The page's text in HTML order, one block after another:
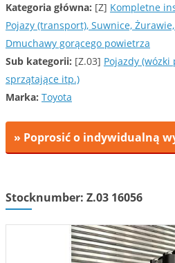
Kategoria główna: [Z] Kompletne
Pojazy (transport), Suwnice,
Dmuchawy gorącego powietrza
Sub kategorii: [Z.03] Pojazdy (wózki
sprzątające itp.)
Marka: Toyota
» Poprosić o indywidualną
Stocknumber: Z.03 16056